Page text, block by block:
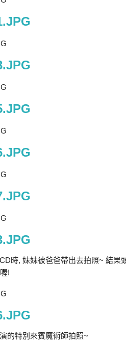
時, 妹妹被爸爸帶出去拍照~ 結
!
的特別來賓魔術師拍照~